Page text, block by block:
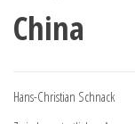
China
Hans-Christian Schnack